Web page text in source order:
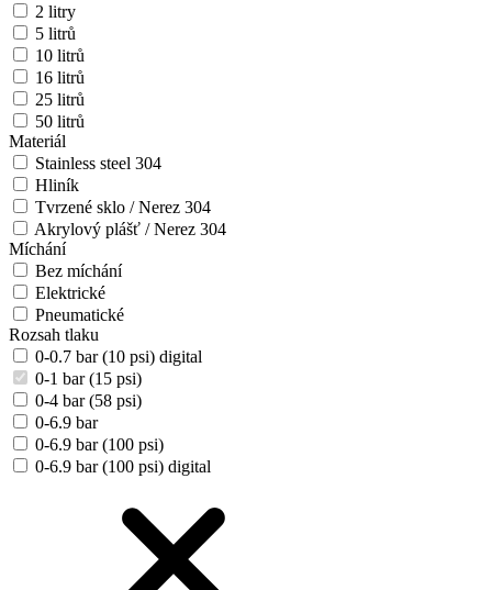
2 litry
5 litrů
10 litrů
16 litrů
25 litrů
50 litrů
Materiál
Stainless steel 304
Hliník
Tvrzené sklo / Nerez 304
Akrylový plášť / Nerez 304
Míchání
Bez míchání
Elektrické
Pneumatické
Rozsah tlaku
0-0.7 bar (10 psi) digital
0-1 bar (15 psi)
0-4 bar (58 psi)
0-6.9 bar
0-6.9 bar (100 psi)
0-6.9 bar (100 psi) digital